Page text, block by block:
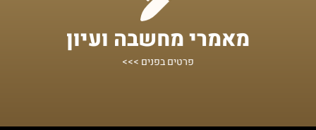
מאמרי מחשבה ועיון
פרטים בפנים >>>
שיעורים ומאמרי תורה במגוון נושאים
מתחילים מכאן!